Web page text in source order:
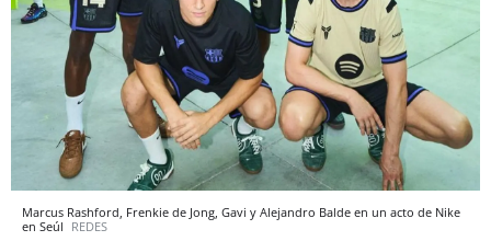
Marcus Rashford, Frenkie de Jong, Gavi y Alejandro Balde en un acto de Nike
en Seúl REDES